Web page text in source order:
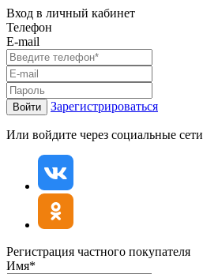
Вход в личный кабинет
Телефон
E-mail
Войти Зарегистрироваться
Или войдите через социальные сети
Регистрация частного покупателя
Имя*